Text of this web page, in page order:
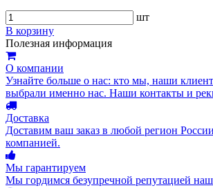
шт
В корзину
Полезная информация
О компании
Узнайте больше о нас: кто мы, наши
выбрали именно нас. Наши контакты и
Доставка
Доставим ваш заказ в любой регион
компанией.
Мы гарантируем
Мы гордимся безупречной репутацией